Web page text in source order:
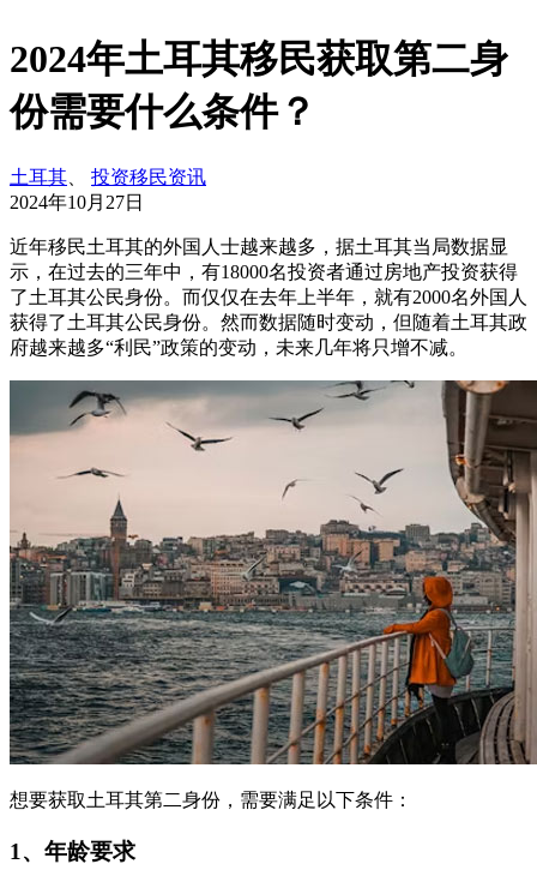
2024年土耳其移民获取第二身
份需要什么条件？
土耳其
投资移民资讯
2024年10月27日
近年移民土耳其的外国人士越来越多，据土耳其当局数据显
示，在过去的三年中，有18000名投资者通过房地产投资获得
了土耳其公民身份。而仅仅在去年上半年，就有2000名外国人
获得了土耳其公民身份。然而数据随时变动，但随着土耳其政
府越来越多“利民”政策的变动，未来几年将只增不减。
想要获取土耳其第二身份，需要满足以下条件：
1、年龄要求